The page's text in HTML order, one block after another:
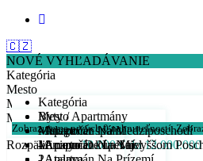
🇨🇿
NOVÉ VYHĽADÁVANIE
Kategória
Kategória
Byty / Apartmány
- Apartmán Na Medziposchodí
- Apartmán Na Najvyššom
Mesto
Mesto
Malaga
- Arroyo De La Miel
Min. počet spálni
Min. počet spálni
1
Min. počet kúpeľní
Min. počet kúpeľní
Rozpätie cien: 10.000 € do
Zobrazujeme prvých0nehnuteľností.